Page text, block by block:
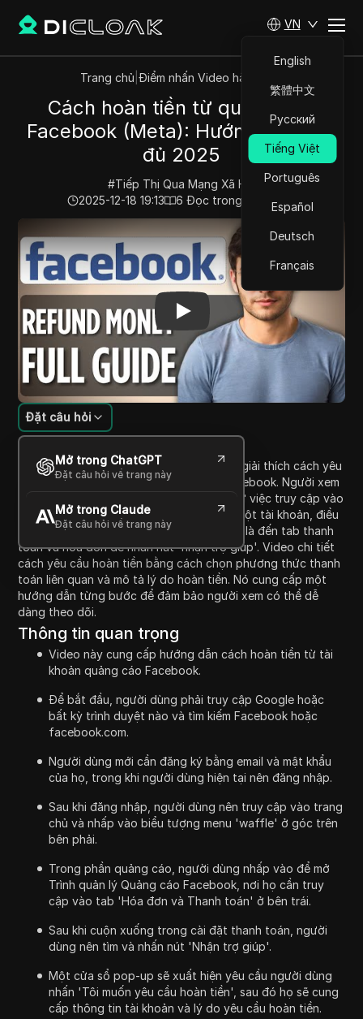
VN
English
繁體中文
Русский
Tiếng Việt
Português
Español
Deutsch
Français
Trang chủ Điểm nhấn Video hàng đầu
Cách hoàn tiền từ quảng cáo
Facebook (Meta): Hướng dẫn đầy
đủ 2025
#Tiếp Thị Qua Mạng Xã Hội
2025-12-18 19:13
6 Đọc trong giây phút
Play Video:Cách hoàn tiền từ quảng cáo Facebook
Giới thiệu nội dung
Đặt câu hỏi
Mở trong ChatGPT
Đặt câu hỏi về trang này
Mở trong Claude
Đặt câu hỏi về trang này
Trong video này, người dẫn chương trình giải thích cách yêu
cầu hoàn tiền từ tài khoản quảng cáo Facebook. Người xem
được hướng dẫn qua các bước bắt đầu từ việc truy cập vào
website Facebook, đăng nhập hoặc tạo một tài khoản, điều
hướng đến phần quảng cáo, và cuối cùng là đến tab thanh
toán và hóa đơn để nhấn nút 'nhận trợ giúp'. Video chi tiết
cách yêu cầu hoàn tiền bằng cách chọn phương thức thanh
toán liên quan và mô tả lý do hoàn tiền. Nó cung cấp một
hướng dẫn từng bước để đảm bảo người xem có thể dễ
dàng theo dõi.
Thông tin quan trọng
Video này cung cấp hướng dẫn cách hoàn tiền từ tài
khoản quảng cáo Facebook.
Để bắt đầu, người dùng phải truy cập Google hoặc
bất kỳ trình duyệt nào và tìm kiếm Facebook hoặc
facebook.com.
Người dùng mới cần đăng ký bằng email và mật khẩu
của họ, trong khi người dùng hiện tại nên đăng nhập.
Sau khi đăng nhập, người dùng nên truy cập vào trang
chủ và nhấp vào biểu tượng menu 'waffle' ở góc trên
bên phải.
Trong phần quảng cáo, người dùng nhấp vào để mở
Trình quản lý Quảng cáo Facebook, nơi họ cần truy
cập vào tab 'Hóa đơn và Thanh toán' ở bên trái.
Sau khi cuộn xuống trong cài đặt thanh toán, người
dùng nên tìm và nhấn nút 'Nhận trợ giúp'.
Một cửa sổ pop-up sẽ xuất hiện yêu cầu người dùng
nhấn 'Tôi muốn yêu cầu hoàn tiền', sau đó họ sẽ cung
cấp thông tin tài khoản và lý do yêu cầu hoàn tiền.